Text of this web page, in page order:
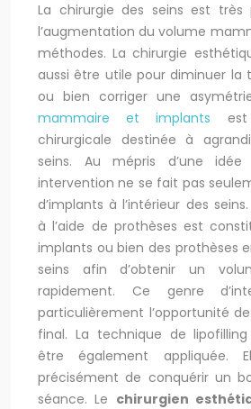
La chirurgie des seins est très
l’augmentation du volume
méthodes. La chirurgie
aussi être utile pour diminuer la
ou bien corriger une
mammaire et implants est
chirurgicale destinée à
seins. Au mépris d’une
intervention ne se fait pas
d’implants à l’intérieur des
à l’aide de prothèses est
implants ou bien des prothèses
seins afin d’obtenir un
rapidement. Ce genre
particulièrement l’opportunité
final. La technique de
être également appliquée.
précisément de conquérir un
séance. Le chirurgien